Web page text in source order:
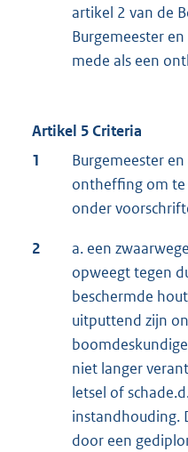
artikel 2 van de
Burgemeester
mede als een
Artikel 5 Criteria
1
Burgemeester
ontheffing om te
onder
2
a. een
opweegt tegen
beschermde
uitputtend zijn
niet langer
letsel of
instandhouding.
door een